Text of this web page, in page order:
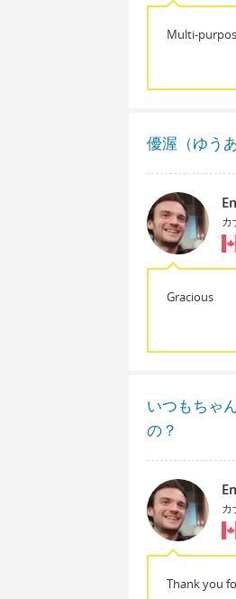
Multi-
優渥（ゆう
カ
Gracious
いつもちゃ
の？
カ
Thank you